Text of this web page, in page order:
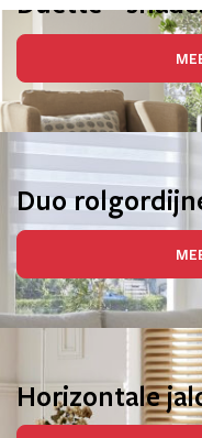
Duo
Horizontale